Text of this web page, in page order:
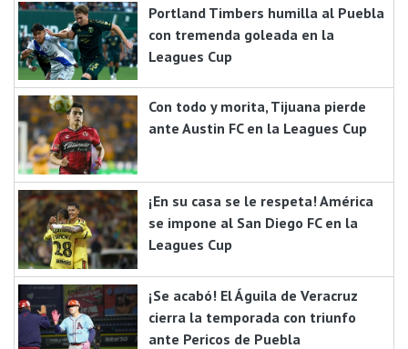
Portland Timbers humilla al Puebla
con tremenda goleada en la
Leagues Cup
Con todo y morita, Tijuana pierde
ante Austin FC en la Leagues Cup
¡En su casa se le respeta! América
se impone al San Diego FC en la
Leagues Cup
¡Se acabó! El Águila de Veracruz
cierra la temporada con triunfo
ante Pericos de Puebla